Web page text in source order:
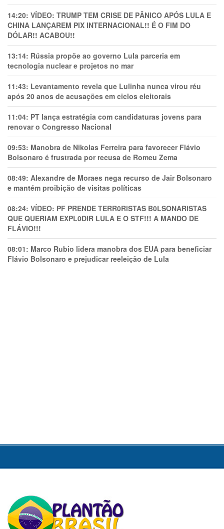
14:20: VÍDEO: TRUMP TEM CRlSE DE PÂNlCO APÓS LULA E
CHINA LANÇAREM PIX INTERNACIONAL!! É O FIM DO
DÓLAR!! ACABOU!!
13:14: Rússia propõe ao governo Lula parceria em
tecnologia nuclear e projetos no mar
11:43: Levantamento revela que Lulinha nunca virou réu
após 20 anos de acusações em ciclos eleitorais
11:04: PT lança estratégia com candidaturas jovens para
renovar o Congresso Nacional
09:53: Manobra de Nikolas Ferreira para favorecer Flávio
Bolsonaro é frustrada por recusa de Romeu Zema
08:49: Alexandre de Moraes nega recurso de Jair Bolsonaro
e mantém proibição de visitas políticas
08:24: VÍDEO: PF PRENDE TERR0RlSTAS B0LSONARlSTAS
QUE QUERIAM EXPL0DlR LULA E O STF!!! A MANDO DE
FLÁVIO!!!
08:01: Marco Rubio lidera manobra dos EUA para beneficiar
Flávio Bolsonaro e prejudicar reeleição de Lula